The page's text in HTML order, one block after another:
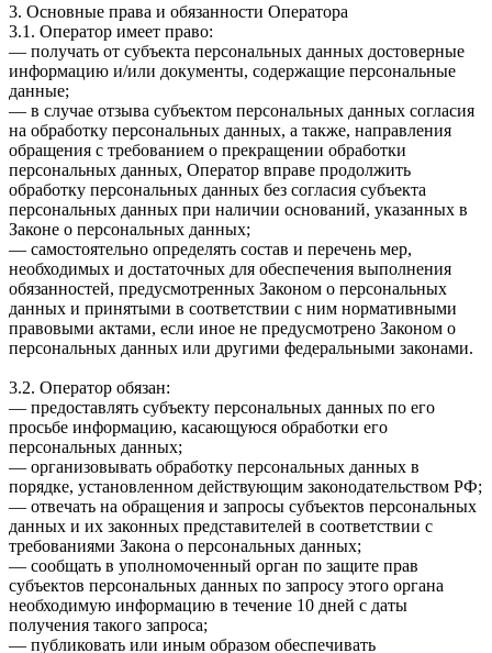
3. Основные права и обязанности Оператора
3.1. Оператор имеет право:
— получать от субъекта персональных данных достоверные
информацию и/или документы, содержащие персональные
данные;
— в случае отзыва субъектом персональных данных согласия
на обработку персональных данных, а также, направления
обращения с требованием о прекращении обработки
персональных данных, Оператор вправе продолжить
обработку персональных данных без согласия субъекта
персональных данных при наличии оснований, указанных в
Законе о персональных данных;
— самостоятельно определять состав и перечень мер,
необходимых и достаточных для обеспечения выполнения
обязанностей, предусмотренных Законом о персональных
данных и принятыми в соответствии с ним нормативными
правовыми актами, если иное не предусмотрено Законом о
персональных данных или другими федеральными законами.
3.2. Оператор обязан:
— предоставлять субъекту персональных данных по его
просьбе информацию, касающуюся обработки его
персональных данных;
— организовывать обработку персональных данных в
порядке, установленном действующим законодательством РФ;
— отвечать на обращения и запросы субъектов персональных
данных и их законных представителей в соответствии с
требованиями Закона о персональных данных;
— сообщать в уполномоченный орган по защите прав
субъектов персональных данных по запросу этого органа
необходимую информацию в течение 10 дней с даты
получения такого запроса;
— публиковать или иным образом обеспечивать